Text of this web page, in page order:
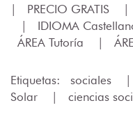
|
PRECIO GRATIS |
|
IDIOMA
ÁREA Tutoría
|
Etiquetas: sociales |
Solar
| ciencias